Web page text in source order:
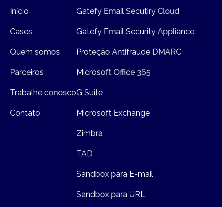
Início
Cases
Quem somos
Parceiros
Trabalhe conosco
Contato
Gatefy Email Secutiry Cloud
Gatefy Email Security Appliance
Proteção Antifraude DMARC
Microsoft Office 365
G Suite
Microsoft Exchange
Zimbra
TAD
Sandbox para E-mail
Sandbox para URL